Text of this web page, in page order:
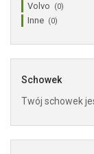
Volvo (0)
Inne (0)
Schowek
Twój schowek